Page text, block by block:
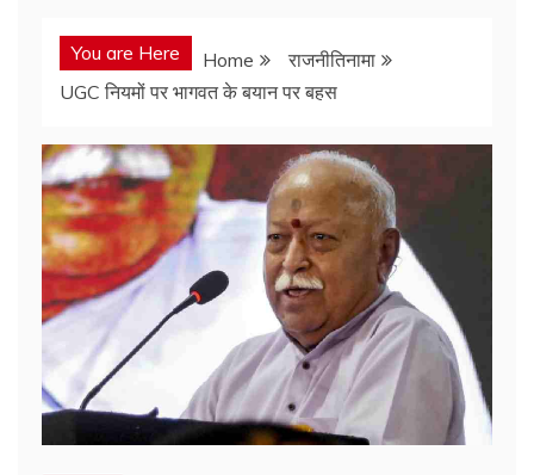
You are Here Home
राजनीतिनामा
UGC नियमों पर भागवत के बयान पर बहस